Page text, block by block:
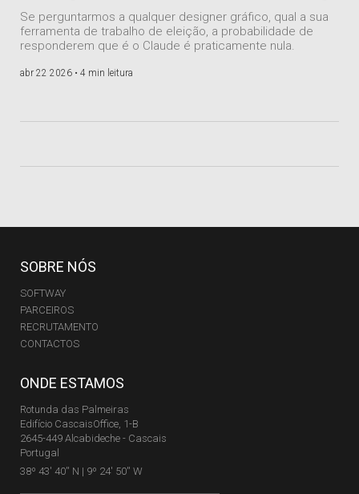
Se perguntarmos a qualquer designer gráfico, qual a sua
ferramenta de trabalho de eleição, a probabilidade de
responderem que é o Claude é praticamente nula.
abr 22 2026 • 4 min leitura
SOBRE NÓS
SOFTWAY
PARCEIROS
RECRUTAMENTO
CONTACTOS
ONDE ESTAMOS
Rotunda das Palmeiras
Edifício CascaisOffice, 1-B
2645-449 Alcabideche - Cascais
Portugal
38º 43' 40'' N | 9º 24' 50'' W